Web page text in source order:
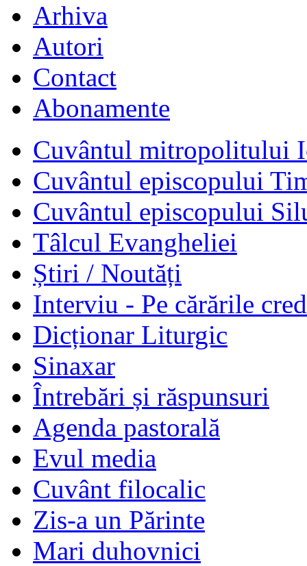
Arhiva
Autori
Contact
Abonamente
Cuvântul mitropolitului
Cuvântul episcopului
Cuvântul episcopului
Tâlcul Evangheliei
Știri / Noutăți
Interviu - Pe cărările
Dicționar Liturgic
Sinaxar
Întrebări și răspunsuri
Agenda pastorală
Evul media
Cuvânt filocalic
Zis-a un Părinte
Mari duhovnici